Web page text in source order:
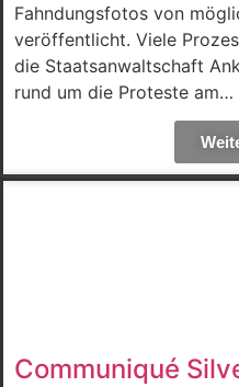
Fahndungsfotos von
veröffentlicht. Viele
die Staatsanwaltschaft
rund um die Proteste am…
Communiqué